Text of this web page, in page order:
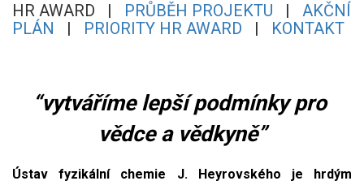
HR AWARD | PRŮBĚH PROJEKTU | AKČNÍ
PLÁN | PRIORITY HR AWARD | KONTAKT
“vytváříme lepší podmínky pro
vědce a vědkyně”
Ústav fyzikální chemie J. Heyrovského je hrdým